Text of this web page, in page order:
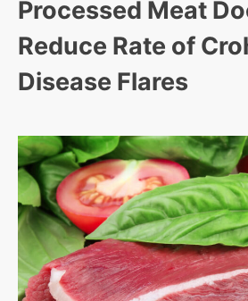
Processed Meat
Reduce Rate of
Disease Flares